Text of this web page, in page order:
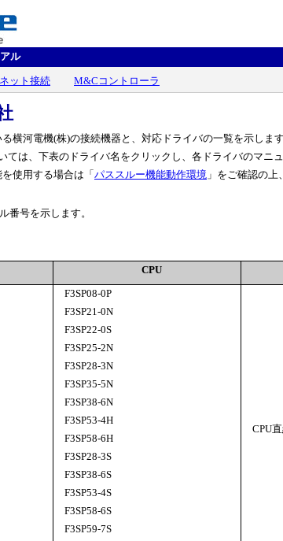
ル
ット接続 M&Cコントローラ
横河電機(株)の接続機器と、対応ドライバの一覧を示します
ては、下表のドライバ名をクリックし、各ドライバのマニ
使用する場合は「 パススルー機能動作環境 」をご確認の上
番号を示します。
CPU
F3SP08-0P
F3SP21-0N
F3SP22-0S
F3SP25-2N
F3SP28-3N
F3SP35-5N
F3SP38-6N
F3SP53-4H
F3SP58-6H
F3SP28-3S
F3SP38-6S
F3SP53-4S
F3SP58-6S
F3SP59-7S
CPU